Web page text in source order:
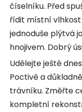
číselníku. Před
řídit místní
jednoduše plýtvá
hnojivem. Dobrý
Udělejte ještě
Poctivě a
trávníku. Změřte
kompletní